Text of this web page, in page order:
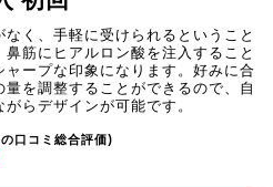
く、手軽に受けられるということ
筋にヒアルロン酸を注入すること
ープな印象になります。好みに合
を調整することができるので、自
らデザインが可能です。
口コミ総合評価)